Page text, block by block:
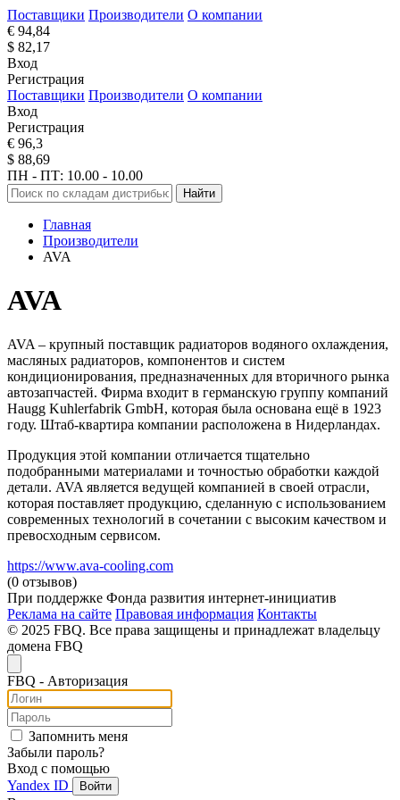
Поставщики Производители О компании
€ 94,84
$ 82,17
Вход
Регистрация
Поставщики Производители О компании
Вход
Регистрация
€ 96,3
$ 88,69
ПН - ПТ: 10.00 - 10.00
Найти
Главная
Производители
AVA
AVA
AVA – крупный поставщик радиаторов водяного охлаждения,
масляных радиаторов, компонентов и систем
кондиционирования, предназначенных для вторичного рынка
автозапчастей. Фирма входит в германскую группу компаний
Haugg Kuhlerfabrik GmbH, которая была основана ещё в 1923
году. Штаб-квартира компании расположена в Нидерландах.
Продукция этой компании отличается тщательно
подобранными материалами и точностью обработки каждой
детали. AVA является ведущей компанией в своей отрасли,
которая поставляет продукцию, сделанную с использованием
современных технологий в сочетании с высоким качеством и
превосходным сервисом.
https://www.ava-cooling.com
(0 отзывов)
При поддержке Фонда развития интернет-инициатив
Реклама на сайте Правовая информация Контакты
© 2025 FBQ. Все права защищены и принадлежат владельцу
домена FBQ
FBQ - Авторизация
Запомнить меня
Забыли пароль?
Вход с помощью
Yandex ID
Войти